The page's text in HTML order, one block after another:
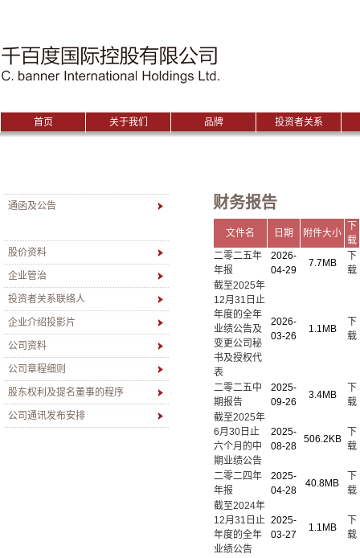
首页 关于我们 品牌 投资者关系
通函及公告
财务报告
股价资料
企业管治
投资者关系联络人
企业介绍投影片
公司资料
公司章程细则
股东权利及提名董事的程序
公司通讯发布安排
财务报告
文件名 日期 附件大小
下
载
二零二五年
年报
2026-
04-29
7.7MB
下
载
截至2025年
12月31日止
年度的全年
业绩公告及
变更公司秘
书及授权代
表
2026-
03-26
1.1MB
下
载
二零二五中
期报告
2025-
09-26
3.4MB
下
载
截至2025年
6月30日止
六个月的中
期业绩公告
2025-
08-28
506.2KB
下
载
二零二四年
年报
2025-
04-28
40.8MB
下
载
截至2024年
12月31日止
年度的全年
业绩公告
2025-
03-27
1.1MB
下
载